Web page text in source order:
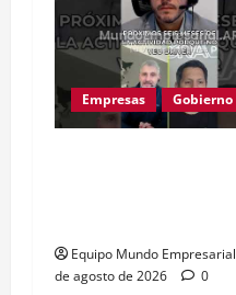
Empresas Gobierno
Equipo Mundo Empresarial
de agosto de 2026
0